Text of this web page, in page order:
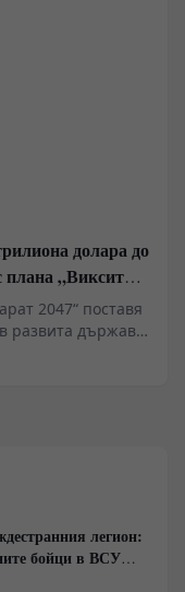
долара до
„Виксит
2047“ поставя
развита държава
За
износ
мащабни
легион:
бойци в ВСУ